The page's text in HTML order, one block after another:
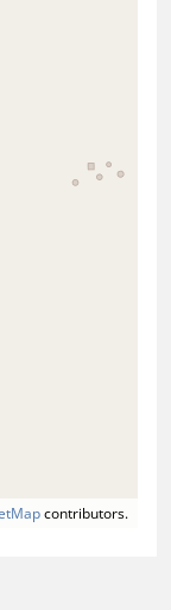
contributors.